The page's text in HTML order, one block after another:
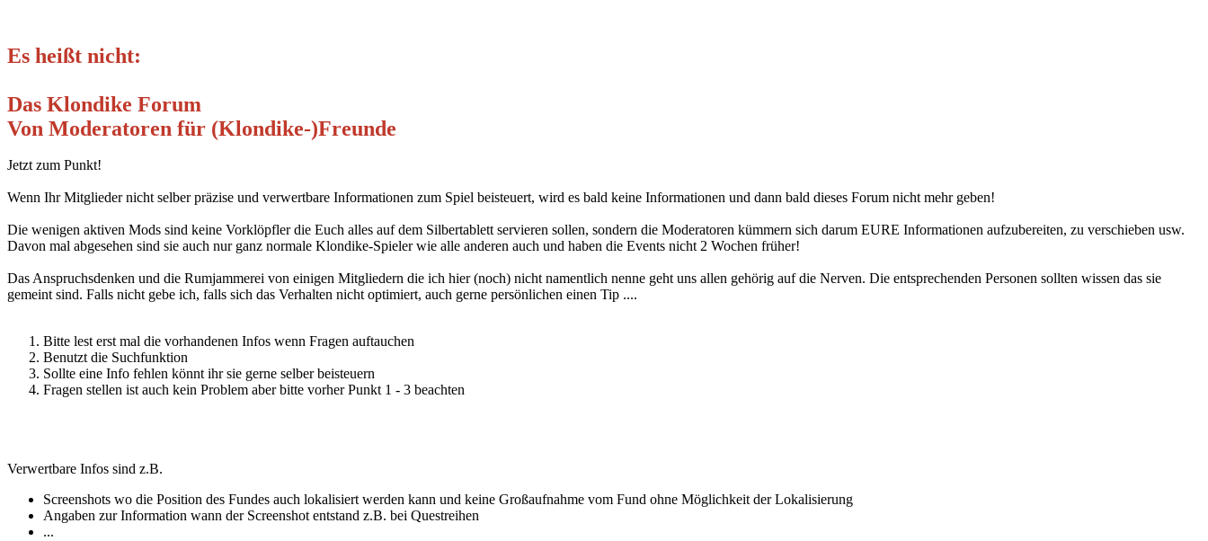
Es heißt nicht:
Das Klondike Forum
Von Moderatoren für (Klondike-)Freunde
Jetzt zum Punkt!
Wenn Ihr Mitglieder nicht selber präzise und verwertbare Informationen zum Spiel beisteuert, wird es bald keine Informationen und dann bald dieses Forum nicht mehr geben!
Die wenigen aktiven Mods sind keine Vorklöpfler die Euch alles auf dem Silbertablett servieren sollen, sondern die Moderatoren kümmern sich darum EURE Informationen aufzubereiten, zu verschieben usw.
Davon mal abgesehen sind sie auch nur ganz normale Klondike-Spieler wie alle anderen auch und haben die Events nicht 2 Wochen früher!
Das Anspruchsdenken und die Rumjammerei von einigen Mitgliedern die ich hier (noch) nicht namentlich nenne geht uns allen gehörig auf die Nerven. Die entsprechenden Personen sollten wissen das sie
gemeint sind. Falls nicht gebe ich, falls sich das Verhalten nicht optimiert, auch gerne persönlichen einen Tip ....
Bitte lest erst mal die vorhandenen Infos wenn Fragen auftauchen
Benutzt die Suchfunktion
Sollte eine Info fehlen könnt ihr sie gerne selber beisteuern
Fragen stellen ist auch kein Problem aber bitte vorher Punkt 1 - 3 beachten
Verwertbare Infos sind z.B.
Screenshots wo die Position des Fundes auch lokalisiert werden kann und keine Großaufnahme vom Fund ohne Möglichkeit der Lokalisierung
Angaben zur Information wann der Screenshot entstand z.B. bei Questreihen
...